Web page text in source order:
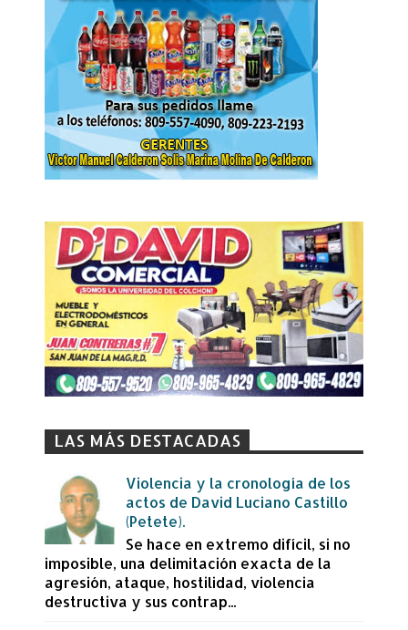
LAS MÁS DESTACADAS
Violencia y la cronología de los
actos de David Luciano Castillo
(Petete).
Se hace en extremo difícil, si no
imposible, una delimitación exacta de la
agresión, ataque, hostilidad, violencia
destructiva y sus contrap...